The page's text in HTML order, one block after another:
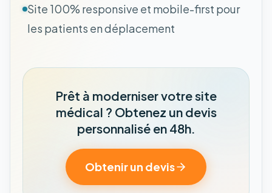
Site 100% responsive et mobile-first pour
les patients en déplacement
Prêt à moderniser votre site
médical ? Obtenez un devis
personnalisé en 48h.
Obtenir un devis